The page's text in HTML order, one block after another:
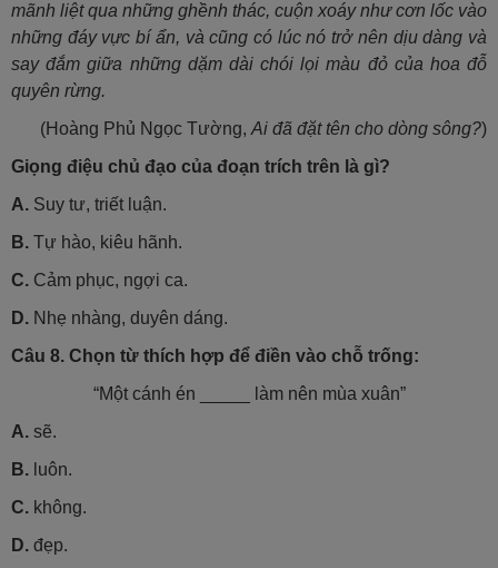
mãnh liệt qua những ghềnh thác, cuộn xoáy như cơn lốc vào
những đáy vực bí ẩn, và cũng có lúc nó trở nên dịu dàng và
say đắm giữa những dặm dài chói lọi màu đỏ của hoa đỗ
quyên rừng.
(Hoàng Phủ Ngọc Tường, Ai đã đặt tên cho dòng sông?)
Giọng điệu chủ đạo của đoạn trích trên là gì?
A. Suy tư, triết luận.
B. Tự hào, kiêu hãnh.
C. Cảm phục, ngợi ca.
D. Nhẹ nhàng, duyên dáng.
Câu 8. Chọn từ thích hợp để điền vào chỗ trống:
“Một cánh én _____ làm nên mùa xuân”
A. sẽ.
B. luôn.
C. không.
D. đẹp.